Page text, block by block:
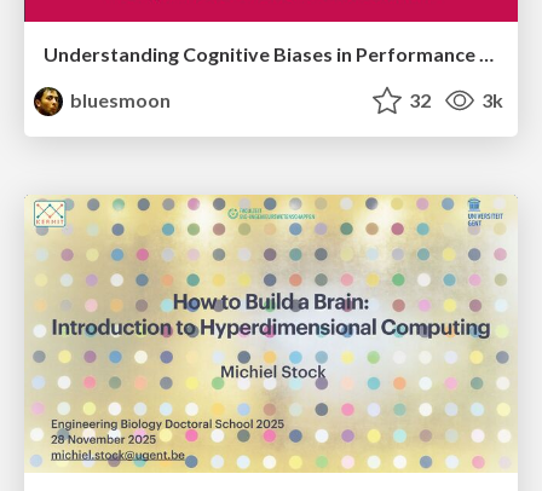
Understanding Cognitive Biases in Performance Measurement
bluesmoon
32 3k